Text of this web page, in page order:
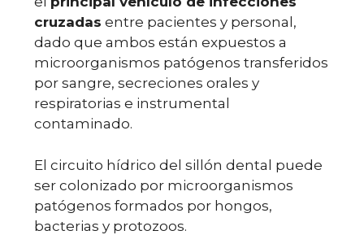
cruzadas entre pacientes y personal,
dado que ambos están expuestos a
microorganismos patógenos transferidos
por sangre, secreciones orales y
respiratorias e instrumental
contaminado.
El circuito hídrico del sillón dental puede
ser colonizado por microorganismos
patógenos formados por hongos,
bacterias y protozoos.